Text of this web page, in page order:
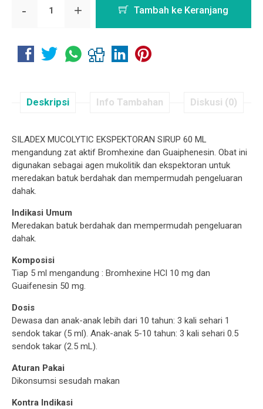
- + Tambah ke Keranjang
Deskripsi Info Tambahan Diskusi (0)
SILADEX MUCOLYTIC EKSPEKTORAN SIRUP 60 ML
mengandung zat aktif Bromhexine dan Guaiphenesin. Obat ini
digunakan sebagai agen mukolitik dan ekspektoran untuk
meredakan batuk berdahak dan mempermudah pengeluaran
dahak.
Indikasi Umum
Meredakan batuk berdahak dan mempermudah pengeluaran
dahak.
Komposisi
Tiap 5 ml mengandung : Bromhexine HCl 10 mg dan
Guaifenesin 50 mg.
Dosis
Dewasa dan anak-anak lebih dari 10 tahun: 3 kali sehari 1
sendok takar (5 ml). Anak-anak 5-10 tahun: 3 kali sehari 0.5
sendok takar (2.5 mL).
Aturan Pakai
Dikonsumsi sesudah makan
Kontra Indikasi